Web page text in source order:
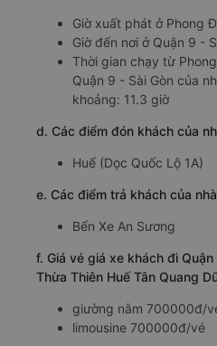
Giờ xuất phát ở Phong
Giờ đến nơi ở Quận 9 -
Thời gian chạy từ
Quận 9 - Sài Gòn của
khoảng: 11.3 giờ
d. Các điểm đón khách của
Huế (Dọc Quốc Lộ 1A)
e. Các điểm trả khách của
Bến Xe An Sương
f. Giá vé giá xe khách đi
Thừa Thiên Huế Tân Quang
giường nằm 700000đ/
limousine 700000đ/vé